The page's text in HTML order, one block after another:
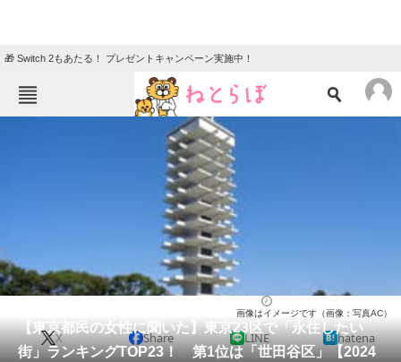
🎁 Switch 2もあたる！ プレゼントキャンペーン実施中！
ニュース
クイズ
地域
教育・育児
動物 リサーチ
会員記事
【東京都民の女性に聞いた】東京23区で「永住したい
街」ランキングTOP23！ 第1位は「世田谷区」【2024
画像はイメージです（画像：写真AC）
X Share LINE hatena